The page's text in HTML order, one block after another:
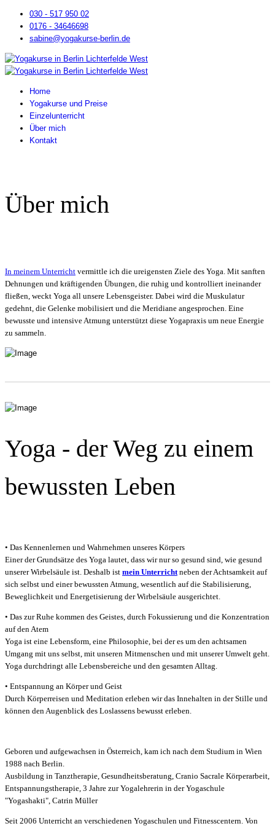
030 - 517 950 02
0176 - 34646698
sabine@yogakurse-berlin.de
Home
Yogakurse und Preise
Einzelunterricht
Über mich
Kontakt
Über mich
In meinem Unterricht vermittle ich die ureigensten Ziele des Yoga. Mit sanften
Dehnungen und kräftigenden Übungen, die ruhig und kontrolliert ineinander
fließen, weckt Yoga all unsere Lebensgeister. Dabei wird die Muskulatur
gedehnt, die Gelenke mobilisiert und die Meridiane angesprochen. Eine
bewusste und intensive Atmung unterstützt diese Yogapraxis um neue Energie
zu sammeln.
Yoga - der Weg zu einem
bewussten Leben
• Das Kennenlernen und Wahrnehmen unseres Körpers
Einer der Grundsätze des Yoga lautet, dass wir nur so gesund sind, wie gesund
unserer Wirbelsäule ist. Deshalb ist mein Unterricht neben der Achtsamkeit auf
sich selbst und einer bewussten Atmung, wesentlich auf die Stabilisierung,
Beweglichkeit und Energetisierung der Wirbelsäule ausgerichtet.
• Das zur Ruhe kommen des Geistes, durch Fokussierung und die Konzentration
auf den Atem
Yoga ist eine Lebensform, eine Philosophie, bei der es um den achtsamen
Umgang mit uns selbst, mit unseren Mitmenschen und mit unserer Umwelt geht.
Yoga durchdringt alle Lebensbereiche und den gesamten Alltag.
• Entspannung an Körper und Geist
Durch Körperreisen und Meditation erleben wir das Innehalten in der Stille und
können den Augenblick des Loslassens bewusst erleben.
Geboren und aufgewachsen in Österreich, kam ich nach dem Studium in Wien
1988 nach Berlin.
Ausbildung in Tanztherapie, Gesundheitsberatung, Cranio Sacrale Körperarbeit,
Entspannungstherapie, 3 Jahre zur Yogalehrerin in der Yogaschule
"Yogashakti", Catrin Müller
Seit 2006 Unterricht an verschiedenen Yogaschulen und Fitnesscentern. Von